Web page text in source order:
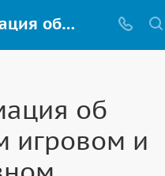
Информация об уличном игровом и спортивном оборудовании в Ставрополе
об
игровом и